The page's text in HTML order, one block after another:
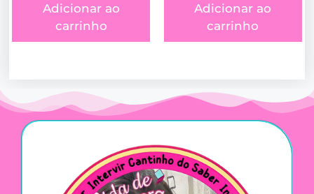
Adicionar ao
carrinho
Adicionar ao
carrinho